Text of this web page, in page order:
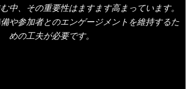
中、その重要性はますます高まっています。
や参加者とのエンゲージメントを維持するた
めの工夫が必要です。